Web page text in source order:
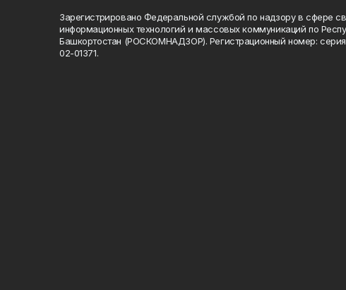
Зарегистрировано Федеральной службой по надзору в сфере
информационных технологий и массовых коммуникаций по
Башкортостан (РОСКОМНАДЗОР). Регистрационный номер:
02-01371.